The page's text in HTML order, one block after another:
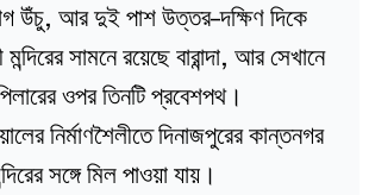
উঁচু, আর দুই পাশ উত্তর–দক্ষিণ দিকে
সামনে রয়েছে বারান্দা, আর সেখানে
ওপর তিনটি প্রবেশপথ।
নির্মাণশৈলীতে দিনাজপুরের কান্তনগর
সঙ্গে মিল পাওয়া যায়।